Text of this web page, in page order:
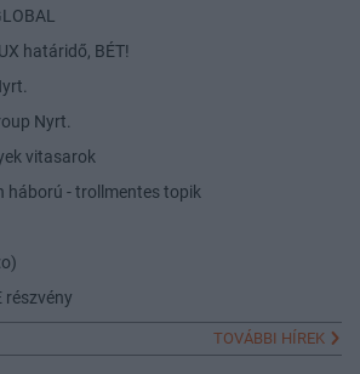
határidő, BÉT!
Nyrt.
vitasarok
háború - trollmentes topik
részvény
TOVÁBBI HÍREK